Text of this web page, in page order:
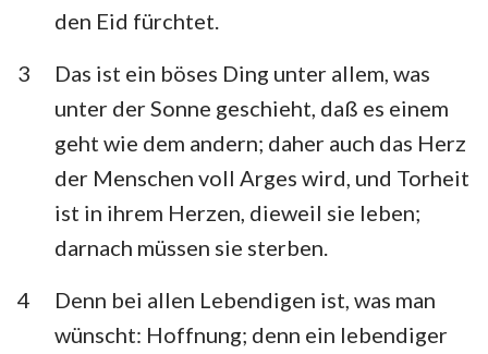
Haggai
Maleachi
den Eid fürchtet.
3
Das ist ein böses Ding unter allem, was
unter der Sonne geschieht, daß es einem
geht wie dem andern; daher auch das Herz
der Menschen voll Arges wird, und Torheit
ist in ihrem Herzen, dieweil sie leben;
darnach müssen sie sterben.
4
Denn bei allen Lebendigen ist, was man
wünscht: Hoffnung; denn ein lebendiger